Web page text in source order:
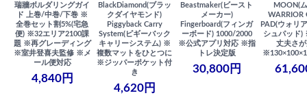
瑞牆ボルダリングガイ
ド 上巻/中巻/下巻 ※
全巻セット割5%(宅急
便) ※32エリア2100課
題 ※再グレーディング
※室井登喜夫監修 ※メ
ール便対応
4,840円
BlackDiamond(ブラッ
クダイヤモンド)
Piggyback Carry
System(ピギーバック
キャリーシステム) ※
複数マットをひとつに
※ジッパーポケット付
き
4,620円
Beastmaker(ビースト
メーカー)
Fingerboard(フィンガ
ーボード) 1000/2000
※公式アプリ対応 ※指
トレ決定版
30,800円
MOON(
WARRIOR
PAD(ウォリ
シュパッド)
丈夫さ